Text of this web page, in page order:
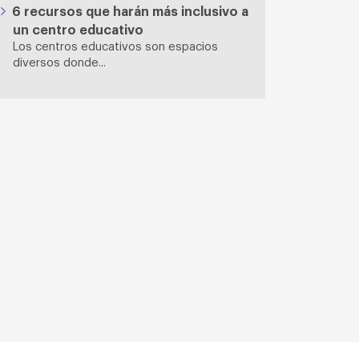
6 recursos que harán más inclusivo a
un centro educativo
Los centros educativos son espacios
diversos donde...